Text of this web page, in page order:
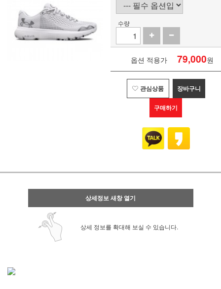
수량
옵션 적용가 79,000원
관심상품 장바구니
구매하기
상세정보 새창 열기
상세 정보를 확대해 보실 수 있습니다.